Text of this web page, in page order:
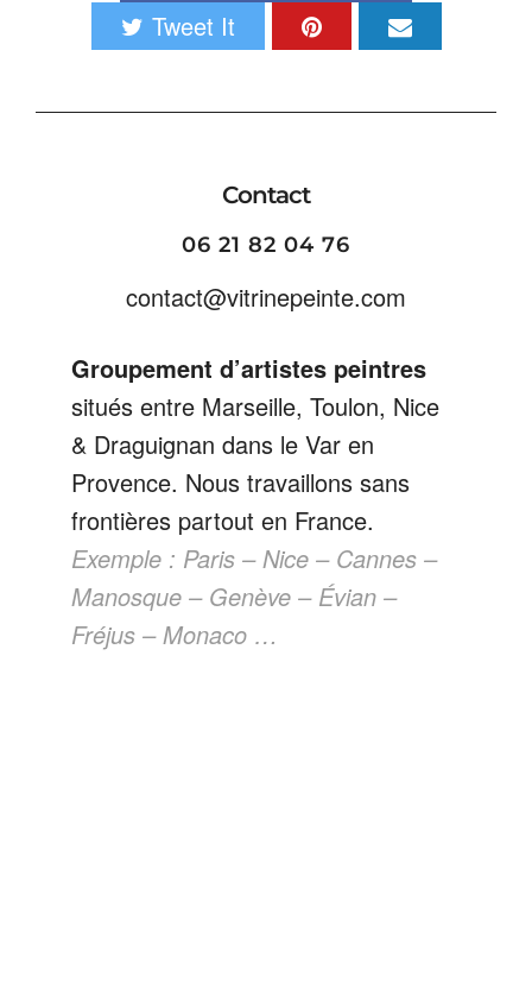
Tweet It
Contact
06 21 82 04 76
contact@vitrinepeinte.com
Groupement d’artistes peintres
situés entre Marseille, Toulon, Nice
& Draguignan dans le Var en
Provence. Nous travaillons sans
frontières partout en France.
Exemple : Paris – Nice – Cannes –
Manosque – Genève – Évian –
Fréjus – Monaco …